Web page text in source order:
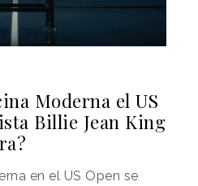
Moderna el US
Billie Jean King
en el US Open se